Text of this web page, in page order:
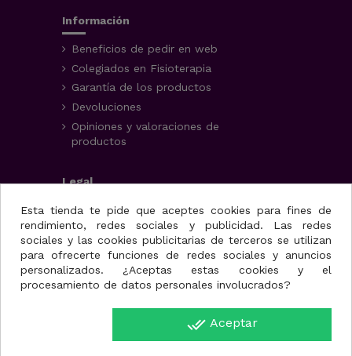
Información
Beneficios de pedir en web
Colegiados en Fisioterapia
Garantía de los productos
Devoluciones
Opiniones y valoraciones de
productos
Legal
Aviso Legal
Condiciones generales
Política de privacidad
Uso de cookies
Fisioportunity S.L.
Avenida de la juventud,
25, nave A
Esta tienda te pide que aceptes cookies para fines de
rendimiento, redes sociales y publicidad. Las redes
sociales y las cookies publicitarias de terceros se utilizan
para ofrecerte funciones de redes sociales y anuncios
personalizados. ¿Aceptas estas cookies y el
procesamiento de datos personales involucrados?
done_all Aceptar